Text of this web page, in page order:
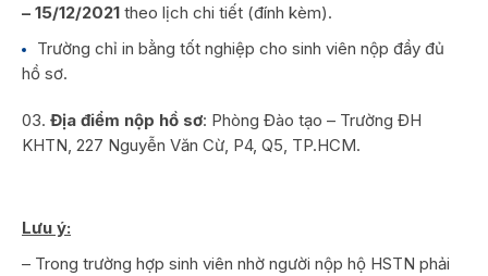
– 15/12/2021 theo lịch chi tiết (đính kèm).
Trường chỉ in bằng tốt nghiệp cho sinh viên nộp đầy đủ
hồ sơ.
Địa điểm nộp hồ sơ: Phòng Đào tạo – Trường ĐH
KHTN, 227 Nguyễn Văn Cừ, P4, Q5, TP.HCM.
Lưu ý:
– Trong trường hợp sinh viên nhờ người nộp hộ HSTN phải